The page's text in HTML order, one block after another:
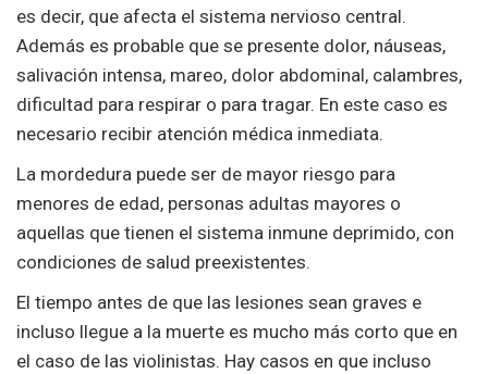
es decir, que afecta el sistema nervioso central.
Además es probable que se presente dolor, náuseas,
salivación intensa, mareo, dolor abdominal, calambres,
dificultad para respirar o para tragar. En este caso es
necesario recibir atención médica inmediata.
La mordedura puede ser de mayor riesgo para
menores de edad, personas adultas mayores o
aquellas que tienen el sistema inmune deprimido, con
condiciones de salud preexistentes.
El tiempo antes de que las lesiones sean graves e
incluso llegue a la muerte es mucho más corto que en
el caso de las violinistas. Hay casos en que incluso